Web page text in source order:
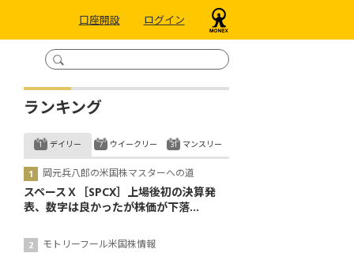
口座開設 ログイン
ランキング
デイリー
岡元兵八郎の米国株マスターへの道
スペースＸ［SPCX］上場後初の決算発
表、数字は良かったが株価が下落...
モトリーフール米国株情報
ウイークリー マンスリー